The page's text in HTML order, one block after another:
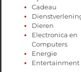
Cadeau
Dieren
Electronica en
Computers
Energie
Entertainment